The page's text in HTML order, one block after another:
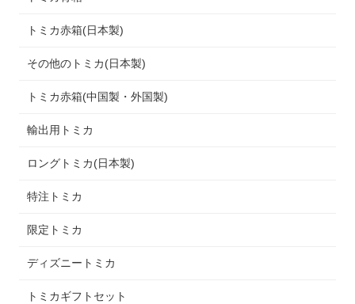
トミカ赤箱(日本製)
その他のトミカ(日本製)
トミカ赤箱(中国製・外国製)
輸出用トミカ
ロングトミカ(日本製)
特注トミカ
限定トミカ
ディズニートミカ
トミカギフトセット